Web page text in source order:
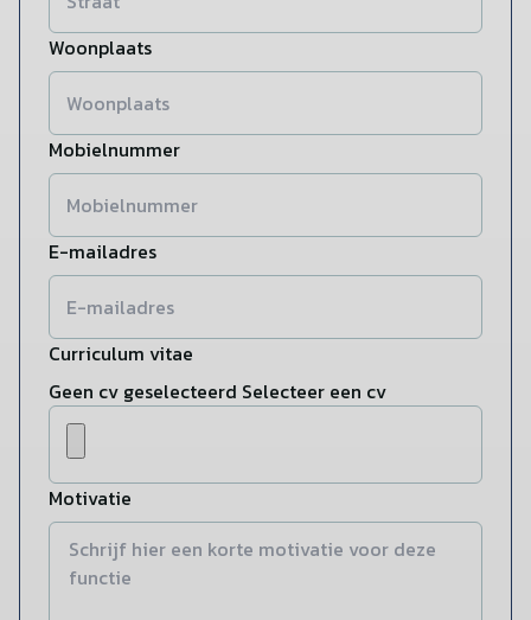
Woonplaats
Mobielnummer
E-mailadres
Curriculum vitae
Geen cv geselecteerd Selecteer een cv
Motivatie